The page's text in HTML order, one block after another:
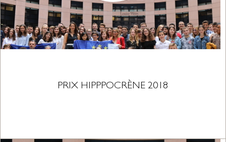
PRIX HIPPPOCRÈNE 2018